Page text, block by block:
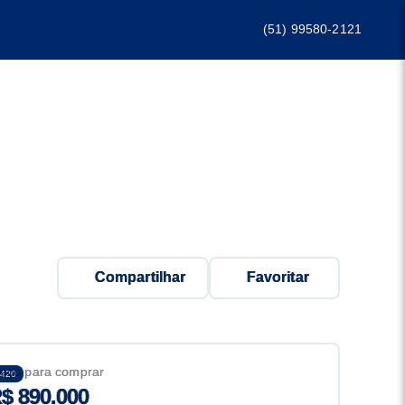
(51) 99580-2121
Compartilhar Favoritar
para comprar
890.000